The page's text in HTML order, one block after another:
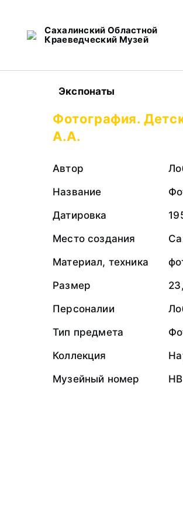
Сахалинский Областной
Краеведческий Музей
Экспонаты
Фотография.
А.А.
Автор
Название
Датировка
Место создания
Материал, техника
Размер
Персоналии
Тип предмета
Коллекция
Музейный номер